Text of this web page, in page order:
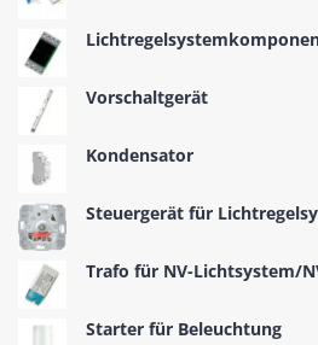
Level heben. Entdecken Sie jetzt die
Möglichkeiten und setzen Sie auf
Betriebsgeräte bei Rexel Germany.
Vorschaltgerät
Kondensator
Steuergerät für
Trafo für NV-Lichtsystem/
Starter für Beleuchtung